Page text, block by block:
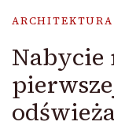
ARCHITEKTURA
Nabycie